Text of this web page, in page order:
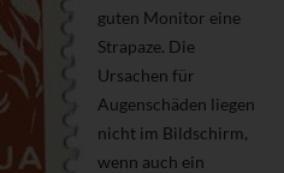
guten Monitor eine
Strapaze. Die
Ursachen für
Augenschäden liegen
nicht im Bildschirm,
wenn auch ein